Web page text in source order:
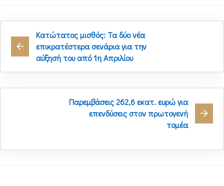
Κατώτατος μισθός: Τα δύο νέα
επικρατέστερα σενάρια για την
αύξησή του από 1η Απριλίου
Παρεμβάσεις 262,6 εκατ. ευρώ για
επενδύσεις στον πρωτογενή
τομέα